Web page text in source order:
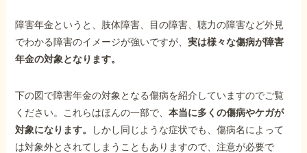
障害年金というと、肢体障害、目の障害、聴力の障害など外見
でわかる障害のイメージが強いですが、実は様々な傷病が障害
年金の対象となります。
下の図で障害年金の対象となる傷病を紹介していますのでご覧
ください。これらはほんの一部で、本当に多くの傷病やケガが
対象になります。
しかし同じような症状でも、傷病名によって
は対象外とされてしまうこともありますので、注意が必要で